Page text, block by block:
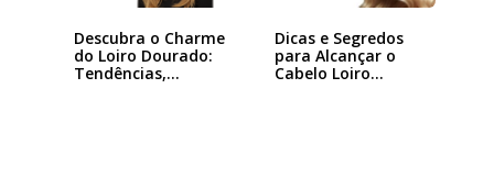
Descubra o Charme
do Loiro Dourado:
Tendências,…
Dicas e Segredos
para Alcançar o
Cabelo Loiro…